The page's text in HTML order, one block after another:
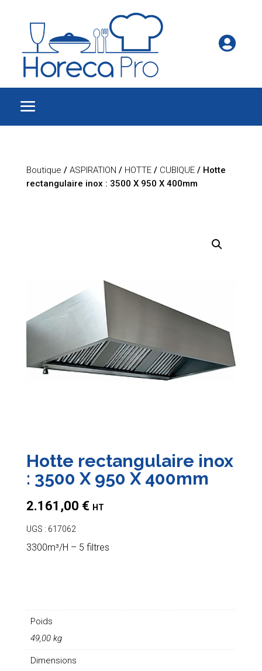

Boutique / ASPIRATION / HOTTE/ CUBIQUE/ Hotte
rectangulaire inox : 3500 X 950 X 400mm
Hotte rectangulaire inox
: 3500 X 950 X 400mm
2.161,00 € HT
UGS : 617062
3300m³/H – 5 filtres
Poids
49,00 kg
Dimensions